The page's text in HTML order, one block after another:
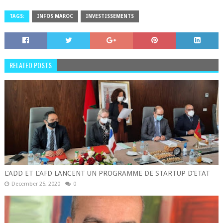
TAGS: INFOS MAROC INVESTISSEMENTS
RELATED POSTS
L’ADD ET L’AFD LANCENT UN PROGRAMME DE STARTUP D’ETAT
December 25, 2020 0